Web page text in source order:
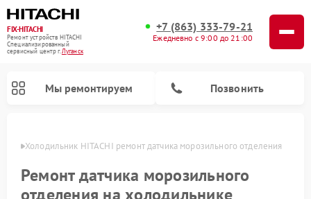
FIX-HITACHI
Ремонт устройств HITACHI
Специализированный
cервисный центр г.Луганск
+7 (863) 333-79-21
Ежедневно с 9:00 до 21:00
Мы ремонтируем Позвонить
Холодильник HITACHI ремонт датчика морозильного отделения
Ремонт датчика морозильного